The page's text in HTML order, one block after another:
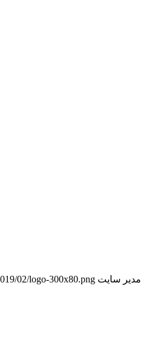
مدیر سایت 02/logo-300x80.png